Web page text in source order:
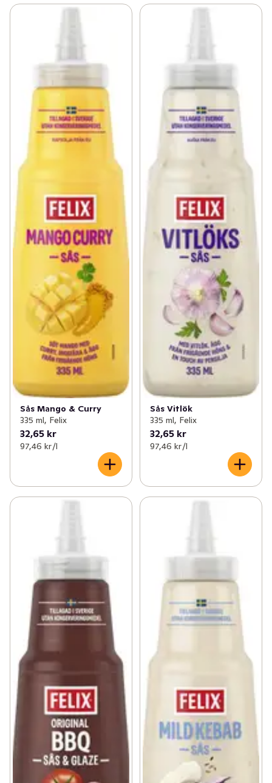
Sås Mango & Curry
335 ml, Felix
32,65 kr
97,46 kr /l
Sås Vitlök
335 ml, Felix
32,65 kr
97,46 kr /l